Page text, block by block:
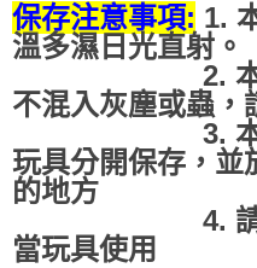
保存注意事項: 1.
溫多濕日光直射。
2. 本產品
不混入灰塵或蟲，
3. 本產品
玩具分開保存，並
的地方
4. 請不要
當玩具使用